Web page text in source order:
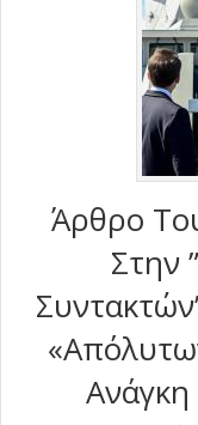
Άρθρο
Στην
Ανάγκη